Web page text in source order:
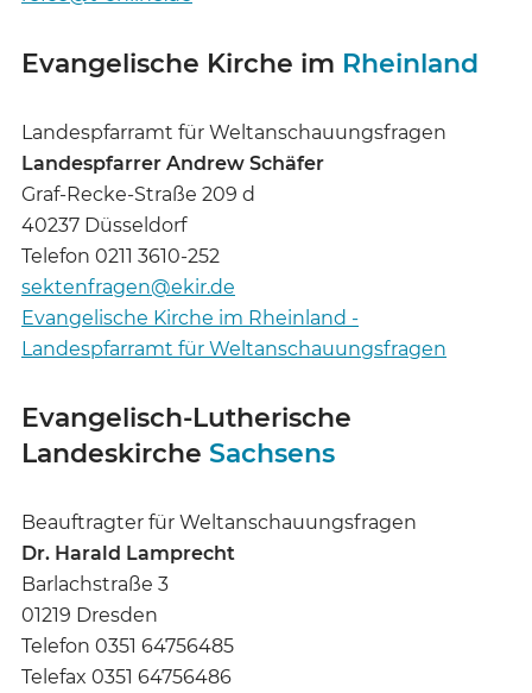
Evangelische Kirche im Rheinland
Landespfarramt für Weltanschauungsfragen
Landespfarrer Andrew Schäfer
Graf-Recke-Straße 209 d
40237 Düsseldorf
Telefon 0211 3610-252
sektenfragen@ekir.de
Evangelische Kirche im Rheinland -
Landespfarramt für Weltanschauungsfragen
Evangelisch-Lutherische
Landeskirche Sachsens
Beauftragter für Weltanschauungsfragen
Dr. Harald Lamprecht
Barlachstraße 3
01219 Dresden
Telefon 0351 64756485
Telefax 0351 64756486